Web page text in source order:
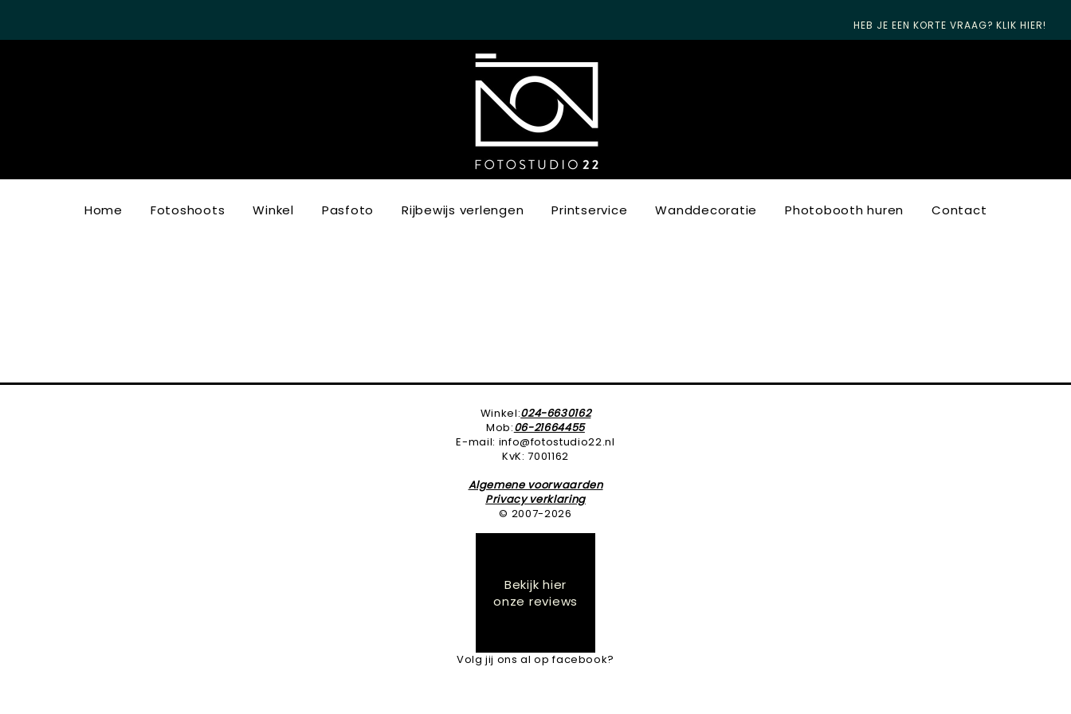
HEB JE EEN KORTE VRAAG? KLIK HIER!
Home Fotoshoots Winkel Pasfoto Rijbewijs verlengen Printservice Wanddecoratie Photobooth huren Contact
Winkel:024-6630162
Mob:06-21664455
E-mail: info@fotostudio22.nl
KvK: 7001162
Algemene voorwaarden
Privacy verklaring
© 2007-2026
Bekijk hier
onze reviews
Volg jij ons al op facebook?